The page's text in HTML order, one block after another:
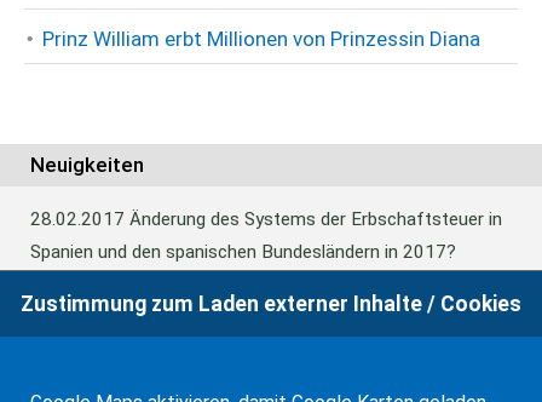
Prinz William erbt Millionen von Prinzessin Diana
Neuigkeiten
28.02.2017 Änderung des Systems der Erbschaftsteuer in
Spanien und den spanischen Bundesländern in 2017?
24.06.2016Europäisches Güterrecht verabschiedet
Zustimmung zum Laden externer Inhalte / Cookies